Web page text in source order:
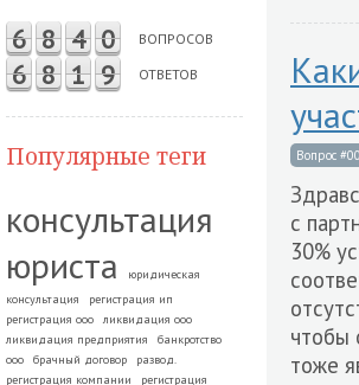
6 8 4 0 ВОПРОСОВ
6 8 1 9 ОТВЕТОВ
Популярные теги
консультация
юриста
юридическая
консультация
регистрация ип
регистрация ооо
ликвидация ооо
ликвидация предприятия
банкротство
ооо
брачный договор
развод.
регистрация компании
регистрация
Вопрос
с
30%
чтобы
тоже